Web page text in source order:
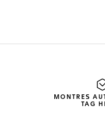
MONTRES
TAG